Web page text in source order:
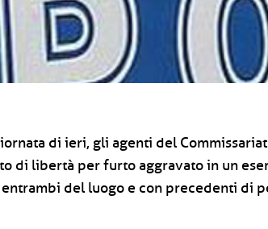
di ieri, gli agenti del
di libertà per furto aggravato in un
entrambi del luogo e con precedenti di